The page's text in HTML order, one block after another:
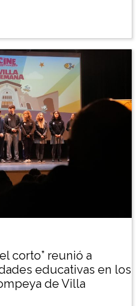
corto” reunió a
educativas en los
de Villa